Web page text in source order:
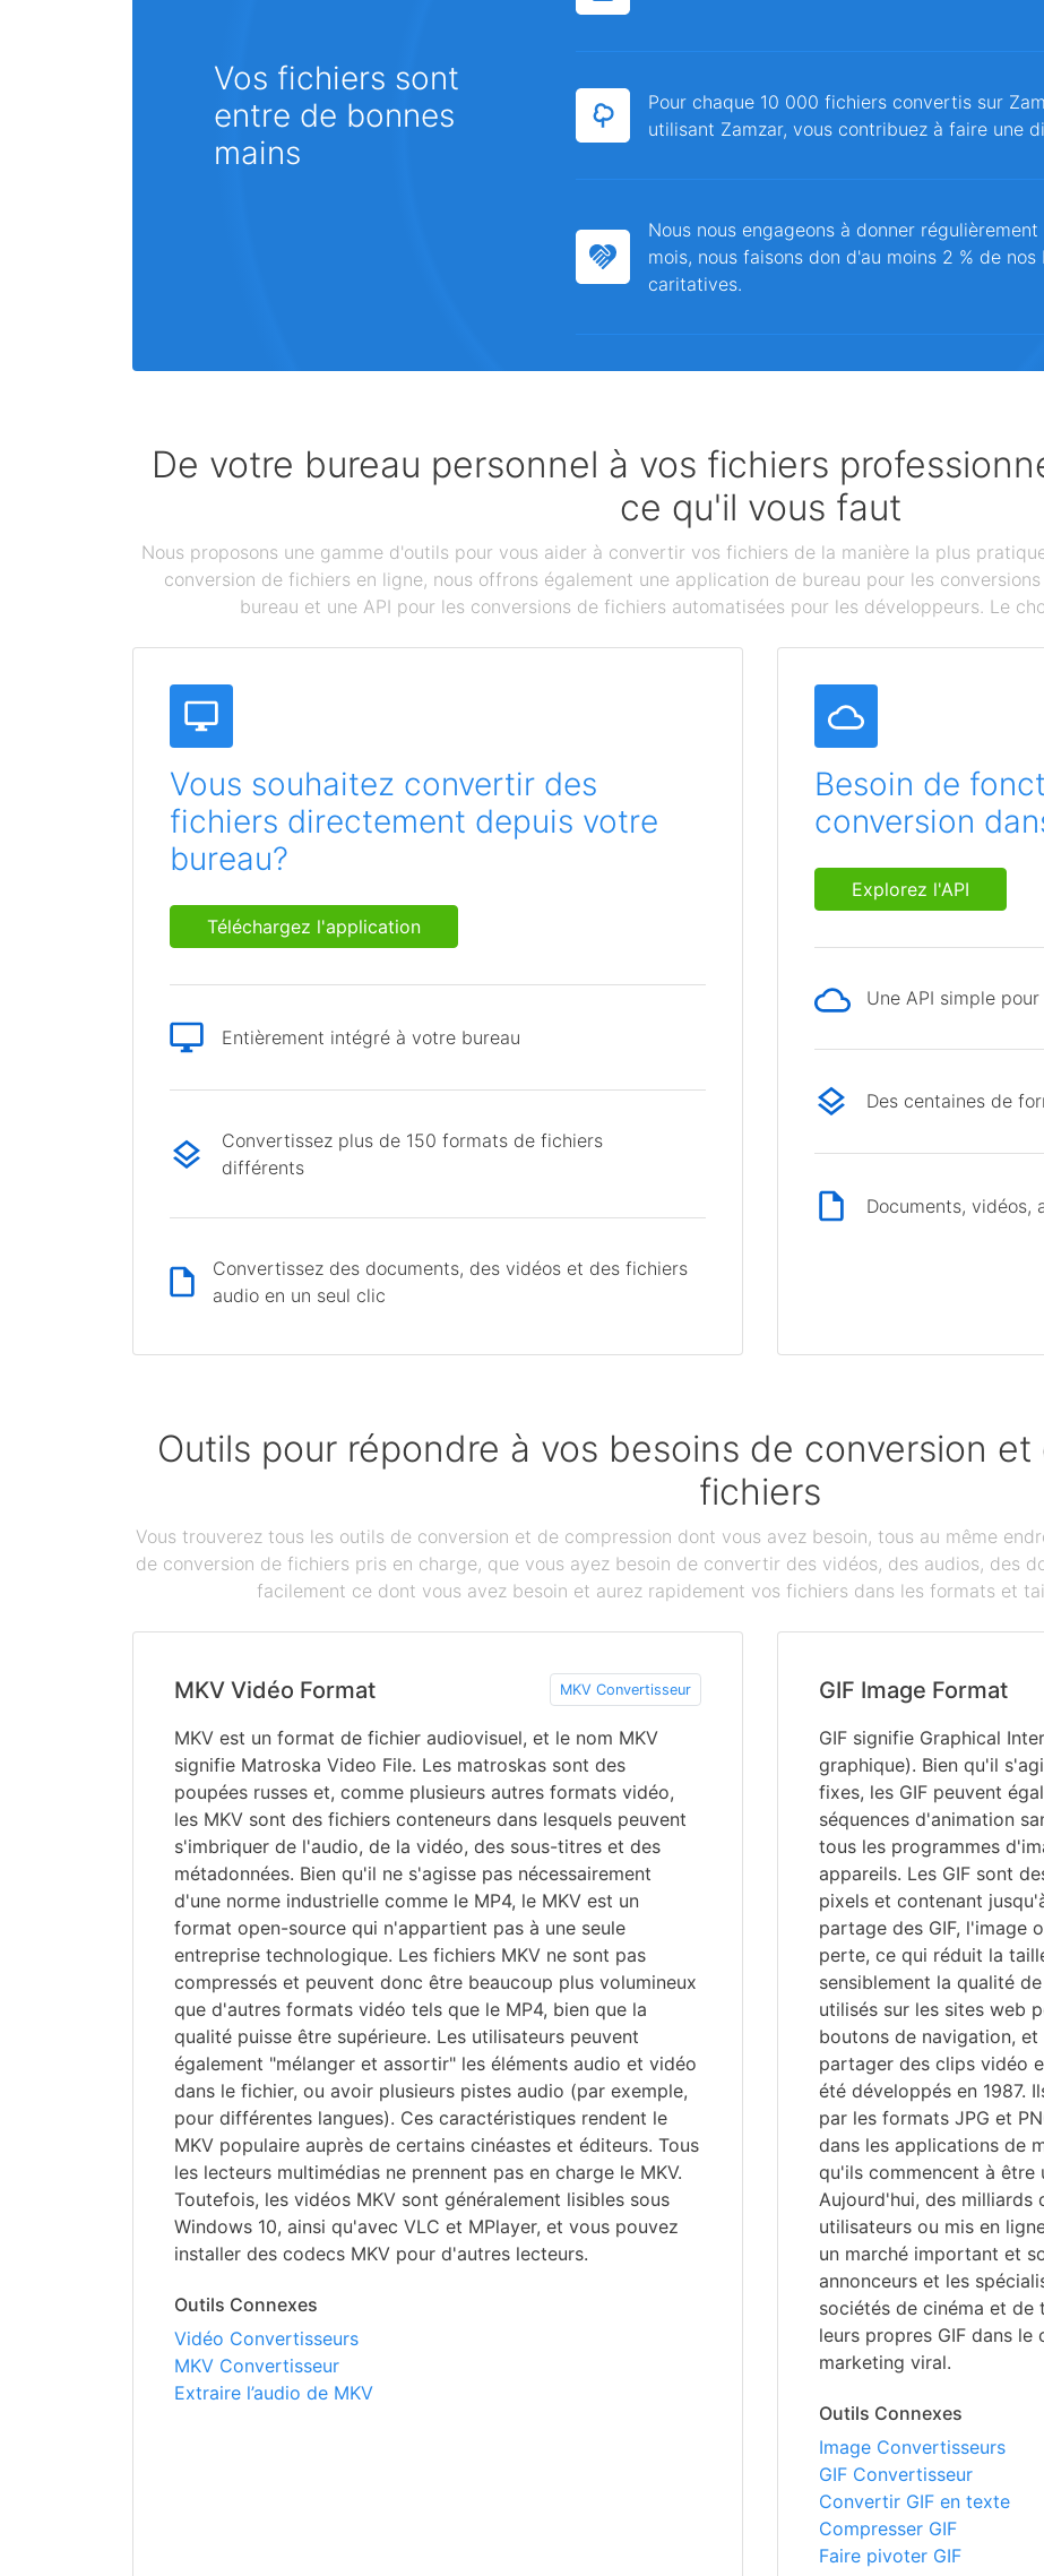
Vos fichiers sont
entre de bonnes
mains
Pour chaque 10 000 fichiers convertis sur
utilisant Zamzar, vous contribuez à faire une
Nous nous engageons à donner
mois, nous faisons don d'au moins 2 % de
caritatives.
De votre bureau personnel à vos fichiers
ce qu'il vous faut
Nous proposons une gamme d'outils pour vous aider à convertir vos fichiers de la manière la plus
conversion de fichiers en ligne, nous offrons également une application de bureau pour les
bureau et une API pour les conversions de fichiers automatisées pour les développeurs. Le
Vous souhaitez convertir des
fichiers directement depuis votre
bureau?
Téléchargez l'application
Entièrement intégré à votre bureau
Convertissez plus de 150 formats de fichiers
différents
Convertissez des documents, des vidéos et des fichiers
audio en un seul clic
Besoin de
conversion
Explorez l'API
Une API simple
Des centaines de
Documents, vidéos,
Outils pour répondre à vos besoins de conversion
fichiers
Vous trouverez tous les outils de conversion et de compression dont vous avez besoin, tous au même
de conversion de fichiers pris en charge, que vous ayez besoin de convertir des vidéos, des audios, des
facilement ce dont vous avez besoin et aurez rapidement vos fichiers dans les formats et
MKV Vidéo Format MKV Convertisseur
MKV est un format de fichier audiovisuel, et le nom MKV
signifie Matroska Video File. Les matroskas sont des
poupées russes et, comme plusieurs autres formats vidéo,
les MKV sont des fichiers conteneurs dans lesquels peuvent
s'imbriquer de l'audio, de la vidéo, des sous-titres et des
métadonnées. Bien qu'il ne s'agisse pas nécessairement
d'une norme industrielle comme le MP4, le MKV est un
format open-source qui n'appartient pas à une seule
entreprise technologique. Les fichiers MKV ne sont pas
compressés et peuvent donc être beaucoup plus volumineux
que d'autres formats vidéo tels que le MP4, bien que la
qualité puisse être supérieure. Les utilisateurs peuvent
également "mélanger et assortir" les éléments audio et vidéo
dans le fichier, ou avoir plusieurs pistes audio (par exemple,
pour différentes langues). Ces caractéristiques rendent le
MKV populaire auprès de certains cinéastes et éditeurs. Tous
les lecteurs multimédias ne prennent pas en charge le MKV.
Toutefois, les vidéos MKV sont généralement lisibles sous
Windows 10, ainsi qu'avec VLC et MPlayer, et vous pouvez
installer des codecs MKV pour d'autres lecteurs.
Outils Connexes
Vidéo Convertisseurs
MKV Convertisseur
Extraire l’audio de MKV
GIF Image Format
GIF signifie Graphical
graphique). Bien qu'il
fixes, les GIF peuvent
séquences d'animation
tous les programmes
appareils. Les GIF sont
pixels et contenant
partage des GIF, l'image
perte, ce qui réduit la
sensiblement la qualité
utilisés sur les sites web
boutons de navigation,
partager des clips vidéo
été développés en 1987.
par les formats JPG et
dans les applications de
qu'ils commencent à être
Aujourd'hui, des milliards
utilisateurs ou mis en
un marché important et
annonceurs et les
sociétés de cinéma et
leurs propres GIF dans
marketing viral.
Outils Connexes
Image Convertisseurs
GIF Convertisseur
Convertir GIF en texte
Compresser GIF
Faire pivoter GIF